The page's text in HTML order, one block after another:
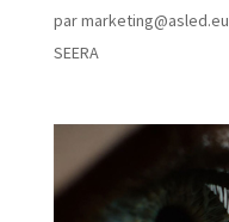
parmarketing@asled.eu
SEERA